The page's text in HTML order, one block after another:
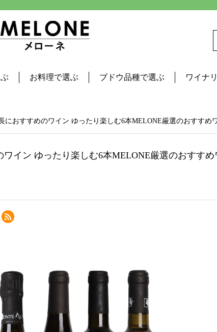
お料理で選ぶ ブドウ品種で選ぶ ワイナ
におすすめのワイン ゆったり楽しむ6本MELONE厳選のおすすめ
イン ゆったり楽しむ6本MELONE厳選のおすすめ